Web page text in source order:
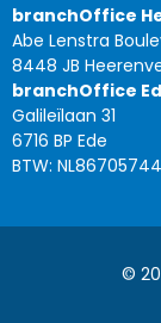
branchOffice
Abe Lenstra
8448 JB
branchOffice
Galileïlaan 31
6716 BP Ede
BTW:
©